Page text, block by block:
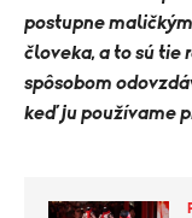
postupne
človeka, a to sú tie
spôsobom
keď ju používame